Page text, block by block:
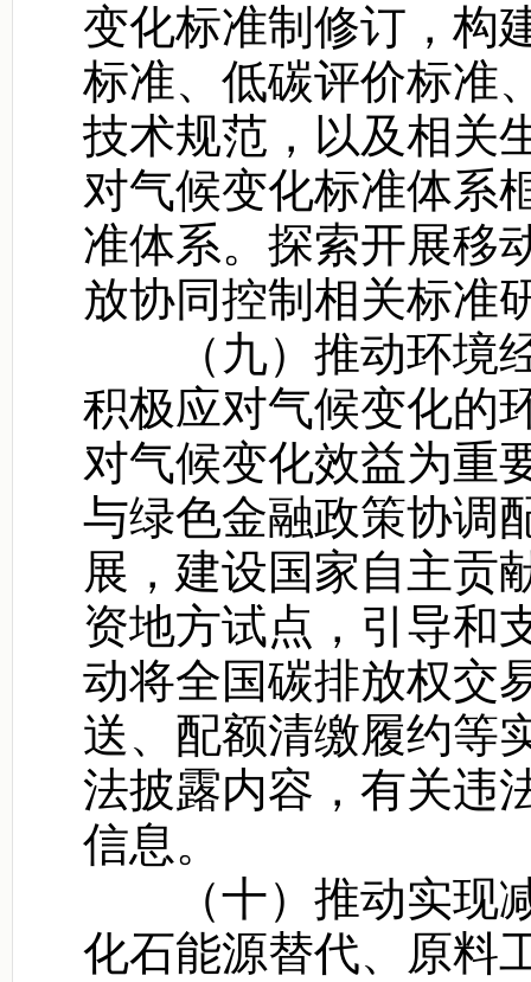
变化标准制修订，构
标准、低碳评价标准
技术规范，以及相关
对气候变化标准体系
准体系。探索开展移
放协同控制相关标准
（九）推动环境经
积极应对气候变化的
对气候变化效益为重
与绿色金融政策协调
展，建设国家自主贡
资地方试点，引导和
动将全国碳排放权交
送、配额清缴履约等
法披露内容，有关违
信息。
（十）推动实现减
化石能源替代、原料